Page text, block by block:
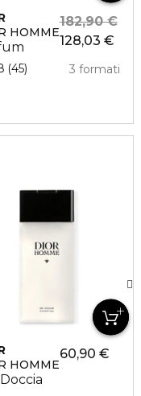
HOMME
128,03 €
182,90 €
3 formati
45
HOMME
60,90 €